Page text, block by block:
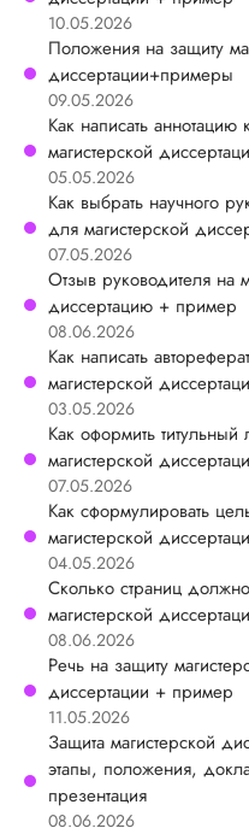
10.05.2026
Положения на защиту
диссертации+примеры
09.05.2026
Как написать аннотацию
магистерской
05.05.2026
Как выбрать научного
для магистерской
07.05.2026
Отзыв руководителя на
диссертацию + пример
08.06.2026
Как написать автореферат
магистерской
03.05.2026
Как оформить титульный
магистерской
07.05.2026
Как сформулировать
магистерской
04.05.2026
Сколько страниц
магистерской
08.06.2026
Речь на защиту
диссертации + пример
11.05.2026
Защита магистерской
этапы, положения,
презентация
08.06.2026